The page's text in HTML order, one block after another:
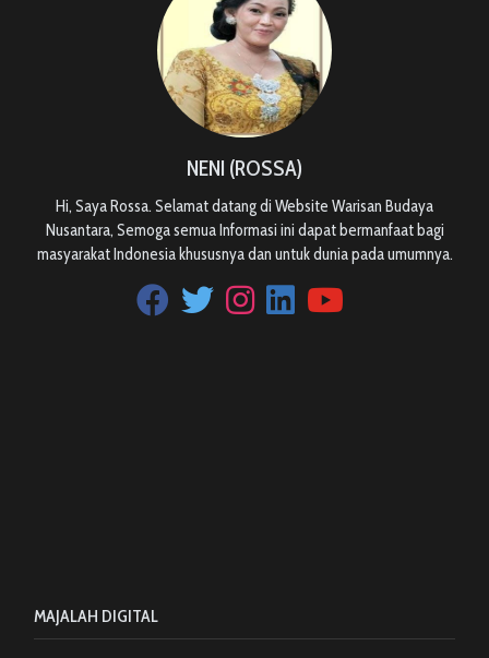
NENI (ROSSA)
Hi, Saya Rossa. Selamat datang di Website Warisan Budaya
Nusantara, Semoga semua Informasi ini dapat bermanfaat bagi
masyarakat Indonesia khususnya dan untuk dunia pada umumnya.
MAJALAH DIGITAL